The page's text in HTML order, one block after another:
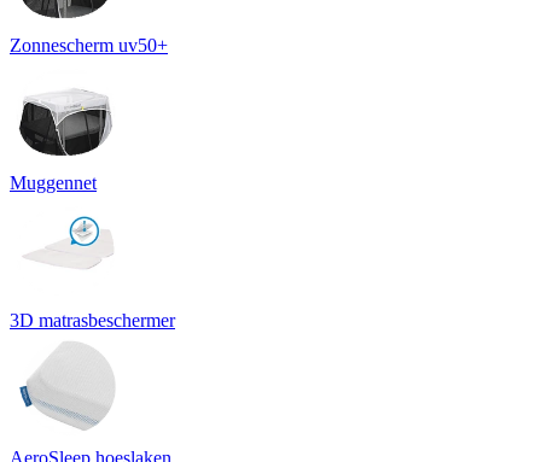
Zonnescherm uv50+
Muggennet
3D matrasbeschermer
AeroSleep hoeslaken